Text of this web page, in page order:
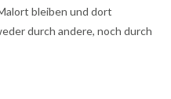
bleiben und dort
durch andere, noch durch